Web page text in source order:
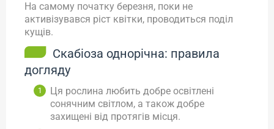
На самому початку березня, поки не
активізувався ріст квітки, проводиться поділ
кущів.
Скабіоза однорічна: правила
догляду
Ця рослина любить добре освітлені
сонячним світлом, а також добре
захищені від протягів місця.